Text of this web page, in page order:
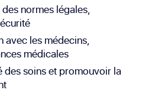
normes légales,
avec les médecins,
médicales
des soins et promouvoir la